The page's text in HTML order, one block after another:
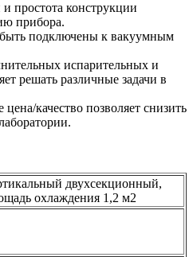
простота конструкции
прибора.
подключены к вакуумным
испарительных и
решать различные задачи в
качество позволяет снизить
двухсекционный,
охлаждения 1,2 м2